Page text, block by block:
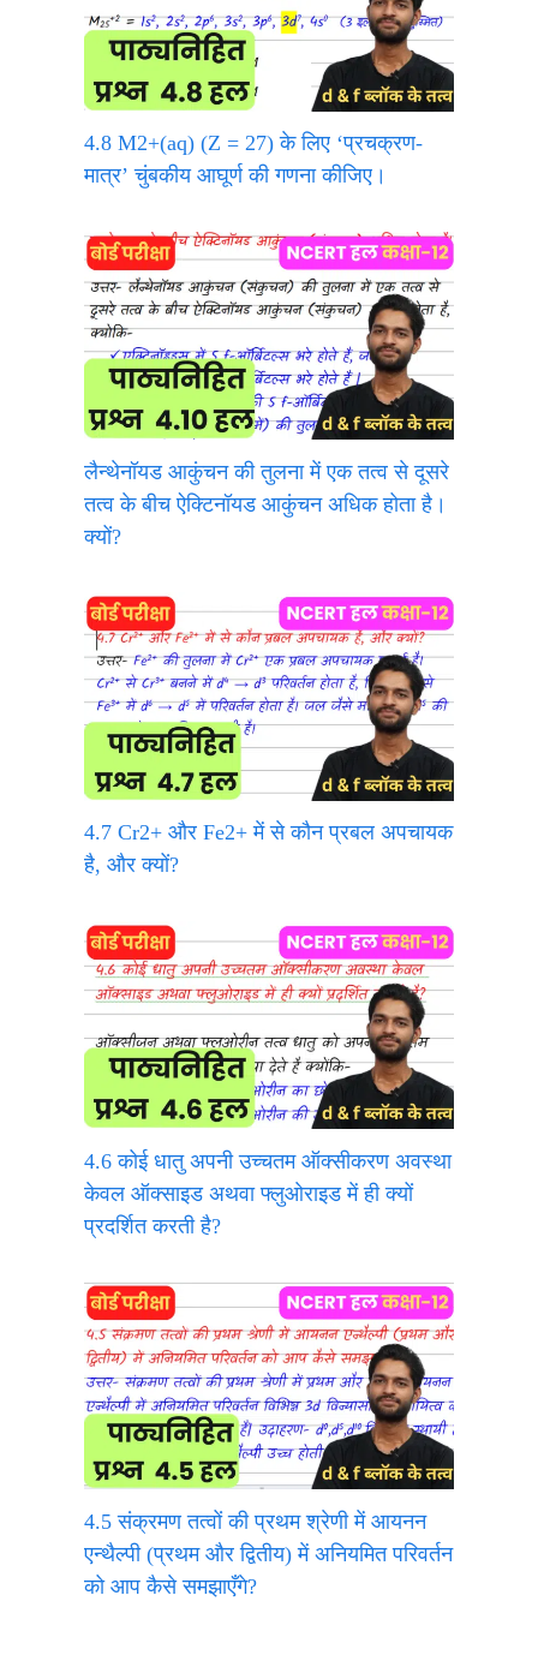
4.8 M2+(aq) (Z = 27) के लिए ‘प्रचक्रण-
मात्र’ चुंबकीय आघूर्ण की गणना कीजिए।
लैन्थेनॉयड आकुंचन की तुलना में एक तत्व से दूसरे
तत्व के बीच ऐक्टिनॉयड आकुंचन अधिक होता है।
क्यों?
4.7 Cr2+ और Fe2+ में से कौन प्रबल अपचायक
है, और क्यों?
4.6 कोई धातु अपनी उच्चतम ऑक्सीकरण अवस्था
केवल ऑक्साइड अथवा फ्लुओराइड में ही क्यों
प्रदर्शित करती है?
4.5 संक्रमण तत्वों की प्रथम श्रेणी में आयनन
एन्थैल्पी (प्रथम और द्वितीय) में अनियमित परिवर्तन
को आप कैसे समझाएँगे?